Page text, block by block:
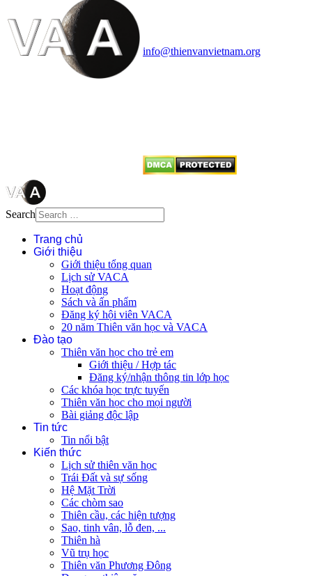
info@thienvanvietnam.org
Search
Trang chủ
Giới thiệu
Giới thiệu tổng quan
Lịch sử VACA
Hoạt động
Sách và ấn phẩm
Đăng ký hội viên VACA
20 năm Thiên văn học và VACA
Đào tạo
Thiên văn học cho trẻ em
Giới thiệu / Hợp tác
Đăng ký/nhận thông tin lớp học
Các khóa học trực tuyến
Thiên văn học cho mọi người
Bài giảng độc lập
Tin tức
Tin nổi bật
Kiến thức
Lịch sử thiên văn học
Trái Đất và sự sống
Hệ Mặt Trời
Các chòm sao
Thiên cầu, các hiện tượng
Sao, tinh vân, lỗ đen, ...
Thiên hà
Vũ trụ học
Thiên văn Phương Đông